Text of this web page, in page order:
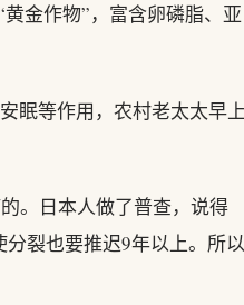
金作物”，富含卵磷脂、亚
眠等作用，农村老太太早
。日本人做了普查，说得
裂也要推迟9年以上。所以